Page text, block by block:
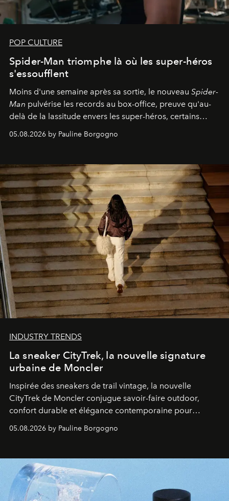
POP CULTURE
Spider-Man triomphe là où les super-héros
s'essoufflent
Moins d'une semaine après sa sortie, le nouveau Spider-
Man pulvérise les records au box-office, preuve qu'au-
delà de la lassitude envers les super-héros, certains
05.08.2026 by Pauline Borgogno
INDUSTRY TRENDS
La sneaker CityTrek, la nouvelle signature
urbaine de Moncler
Inspirée des sneakers de trail vintage, la nouvelle
CityTrek de Moncler conjugue savoir-faire outdoor,
confort durable et élégance contemporaine pour
05.08.2026 by Pauline Borgogno